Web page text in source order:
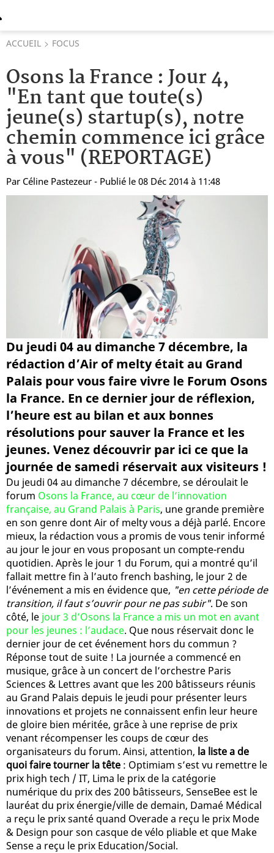
ACCUEIL FOCUS
Osons la France : Jour 4,
"En tant que toute(s)
jeune(s) startup(s), notre
chemin commence ici grâce
à vous" (REPORTAGE)
Par Céline Pastezeur - Publié le 08 Déc 2014 à 11:48
Du jeudi 04 au dimanche 7 décembre, la
rédaction d’Air of melty était au Grand
Palais pour vous faire vivre le Forum Osons
la France. En ce dernier jour de réflexion,
l’heure est au bilan et aux bonnes
résolutions pour sauver la France et les
jeunes. Venez découvrir par ici ce que la
journée de samedi réservait aux visiteurs !
Du jeudi 04 au dimanche 7 décembre, se déroulait le
forum Osons la France, au cœur de l’innovation
française, au Grand Palais à Paris, une grande première
en son genre dont Air of melty vous a déjà parlé. Encore
mieux, la rédaction vous a promis de vous tenir informé
au jour le jour en vous proposant un compte-rendu
quotidien. Après le jour 1 du Forum, qui a montré qu’il
fallait mettre fin à l’auto french bashing, le jour 2 de
l’événement a mis en évidence que, "en cette période de
transition, il faut s’ouvrir pour ne pas subir". De son
côté, le jour 3 d’Osons la France a mis un mot en avant
pour les jeunes : l’audace. Que nous réservait donc le
dernier jour de cet événement hors du commun ?
Réponse tout de suite ! La journée a commencé en
musique, grâce à un concert de l’orchestre Paris
Sciences & Lettres avant que les 200 bâtisseurs réunis
au Grand Palais depuis le jeudi pour présenter leurs
innovations et projets ne connaissent enfin leur heure
de gloire bien méritée, grâce à une reprise de prix
venant récompenser les coups de cœur des
organisateurs du forum. Ainsi, attention, la liste a de
quoi faire tourner la tête : Optimiam s’est vu remettre le
prix high tech / IT, Lima le prix de la catégorie
numérique du prix des 200 bâtisseurs, SenseBee est le
lauréat du prix énergie/ville de demain, Damaé Médical
a reçu le prix santé quand Overade a reçu le prix Mode
& Design pour son casque de vélo pliable et que Make
Sense a reçu le prix Education/Social.